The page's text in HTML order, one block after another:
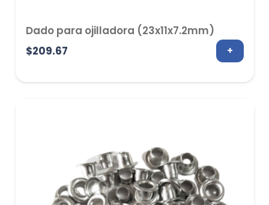
Dado para ojilladora (23x11x7.2mm)
$209.67 +